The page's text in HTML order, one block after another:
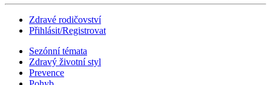
Zdravé rodičovství
Přihlásit/Registrovat
Sezónní témata
Zdravý životní styl
Prevence